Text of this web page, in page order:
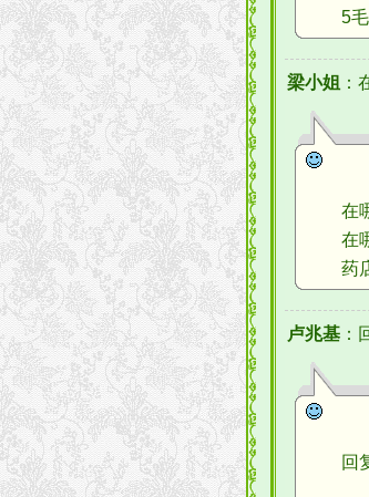
5毛
梁小姐 ：
在哪
在哪
药店
卢兆基 ：
回复